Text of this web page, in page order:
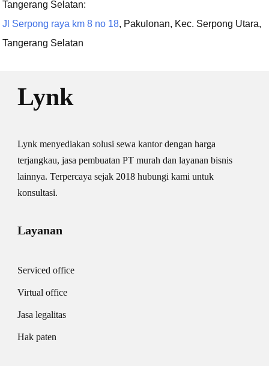
Tangerang Selatan:
Jl Serpong raya km 8 no 18, Pakulonan, Kec. Serpong Utara,
Tangerang Selatan
Lynk
Lynk menyediakan solusi sewa kantor dengan harga
terjangkau, jasa pembuatan PT murah dan layanan bisnis
lainnya. Terpercaya sejak 2018 hubungi kami untuk
konsultasi.
Layanan
Serviced office
Virtual office
Jasa legalitas
Hak paten